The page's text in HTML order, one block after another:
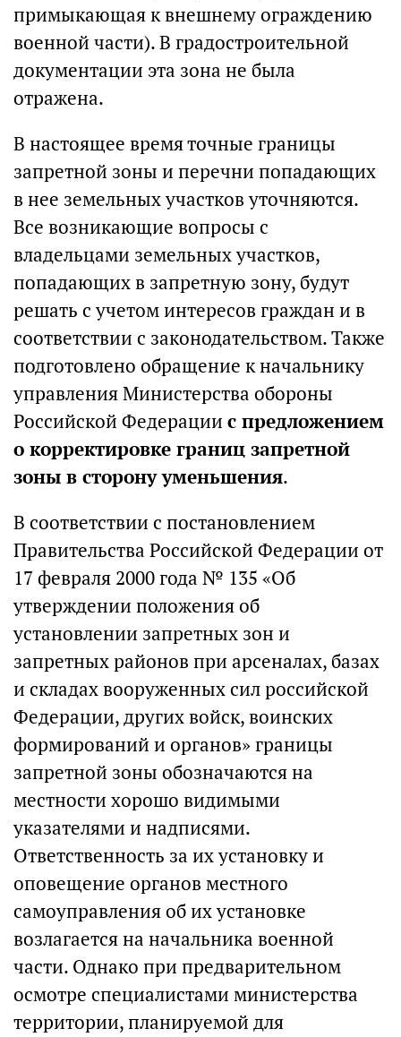
примыкающая к внешнему ограждению
военной части). В градостроительной
документации эта зона не была
отражена.
В настоящее время точные границы
запретной зоны и перечни попадающих
в нее земельных участков уточняются.
Все возникающие вопросы с
владельцами земельных участков,
попадающих в запретную зону, будут
решать с учетом интересов граждан и в
соответствии с законодательством. Также
подготовлено обращение к начальнику
управления Министерства обороны
Российской Федерации с предложением
о корректировке границ запретной
зоны в сторону уменьшения.
В соответствии с постановлением
Правительства Российской Федерации от
17 февраля 2000 года № 135 «Об
утверждении положения об
установлении запретных зон и
запретных районов при арсеналах, базах
и складах вооруженных сил российской
Федерации, других войск, воинских
формирований и органов» границы
запретной зоны обозначаются на
местности хорошо видимыми
указателями и надписями.
Ответственность за их установку и
оповещение органов местного
самоуправления об их установке
возлагается на начальника военной
части. Однако при предварительном
осмотре специалистами министерства
территории, планируемой для